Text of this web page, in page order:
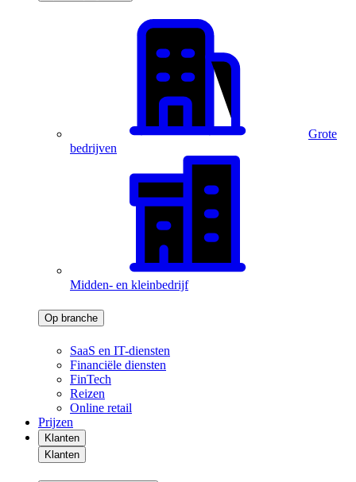
Grote
bedrijven
Midden- en kleinbedrijf
Op branche
SaaS en IT-diensten
Financiële diensten
FinTech
Reizen
Online retail
Prijzen
Klanten
Klanten